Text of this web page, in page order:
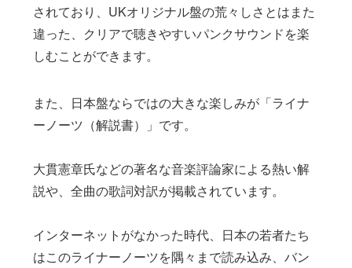
されており、UKオリジナル盤の荒々しさとはまた
違った、クリアで聴きやすいパンクサウンドを楽
しむことができます。
また、日本盤ならではの大きな楽しみが「ライナ
ーノーツ（解説書）」です。
大貫憲章氏などの著名な音楽評論家による熱い解
説や、全曲の歌詞対訳が掲載されています。
インターネットがなかった時代、日本の若者たち
はこのライナーノーツを隅々まで読み込み、バン